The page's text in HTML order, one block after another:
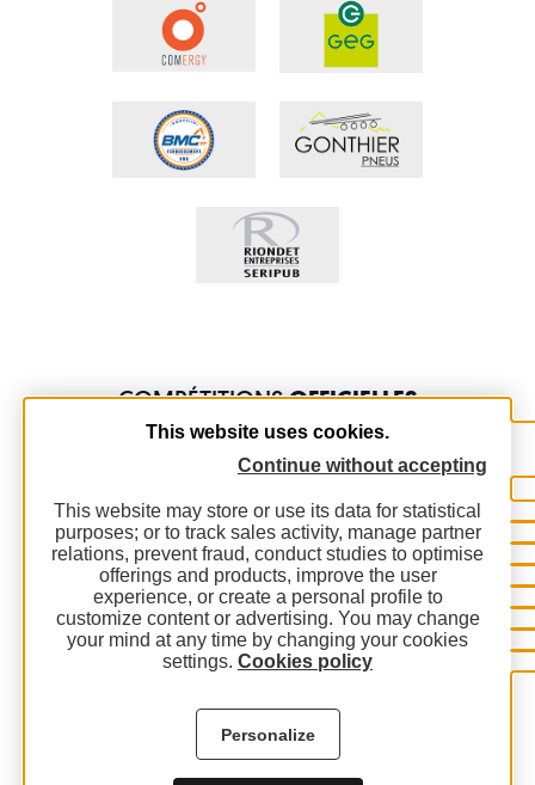
COMPÉTITIONSOFFICIELLES
This website uses cookies.
Continue without accepting
This website may store or use its data for statistical
purposes; or to track sales activity, manage partner
relations, prevent fraud, conduct studies to optimise
offerings and products, improve the user
experience, or create a personal profile to
customize content or advertising. You may change
your mind at any time by changing your cookies
settings. Cookies policy
Personalize